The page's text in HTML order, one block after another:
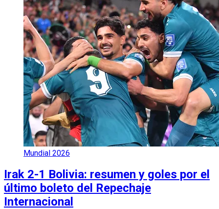
Mundial 2026
Irak 2-1 Bolivia: resumen y goles por el
último boleto del Repechaje
Internacional